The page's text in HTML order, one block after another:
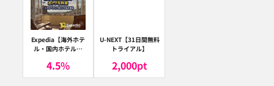
Expedia【海外ホテ
ル・国内ホテル予
ア）
4.5%
U-NEXT【31日間無料
トライアル】
2,000pt